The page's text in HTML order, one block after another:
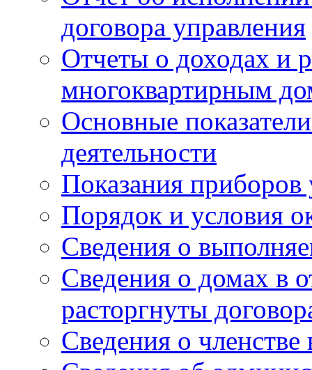
договора управления
Отчеты о доходах и
многоквартирным
Основные
деятельности
Показания приборов
Порядок и условия
Сведения о
Сведения о домах в
расторгнуты
Сведения о